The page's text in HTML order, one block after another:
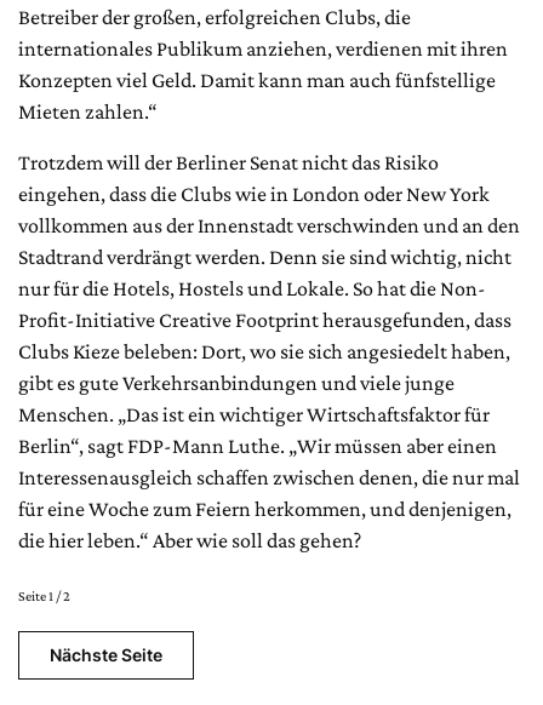
Betreiber der großen, erfolgreichen Clubs, die
internationales Publikum anziehen, verdienen mit ihren
Konzepten viel Geld. Damit kann man auch fünfstellige
Mieten zahlen.“
Trotzdem will der Berliner Senat nicht das Risiko
eingehen, dass die Clubs wie in London oder New York
vollkommen aus der Innenstadt verschwinden und an den
Stadtrand verdrängt werden. Denn sie sind wichtig, nicht
nur für die Hotels, Hostels und Lokale. So hat die Non-
Profit-Initiative Creative Footprint herausgefunden, dass
Clubs Kieze beleben: Dort, wo sie sich angesiedelt haben,
gibt es gute Verkehrsanbindungen und viele junge
Menschen. „Das ist ein wichtiger Wirtschaftsfaktor für
Berlin“, sagt FDP-Mann Luthe. „Wir müssen aber einen
Interessenausgleich schaffen zwischen denen, die nur mal
für eine Woche zum Feiern herkommen, und denjenigen,
die hier leben.“ Aber wie soll das gehen?
Seite 1 / 2
Nächste Seite